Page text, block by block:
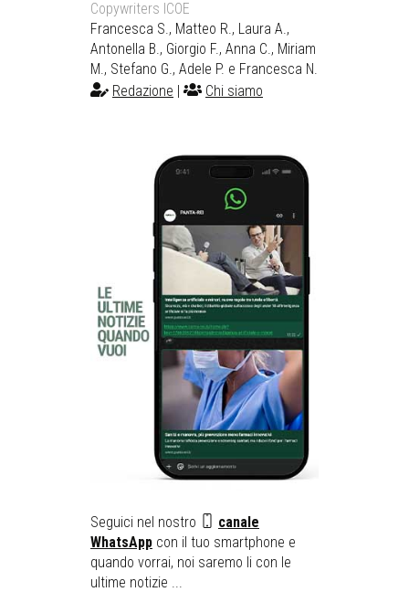
Copywriters ICOE
Francesca S., Matteo R., Laura A.,
Antonella B., Giorgio F., Anna C., Miriam
M., Stefano G., Adele P. e Francesca N.
Redazione
Chi siamo
Seguici nel nostro
canale
WhatsApp con il tuo smartphone e
quando vorrai, noi saremo li con le
ultime notizie ...